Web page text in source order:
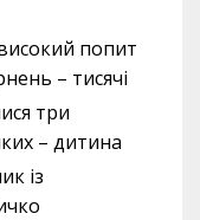
попит
– тисячі
три
– дитина
із